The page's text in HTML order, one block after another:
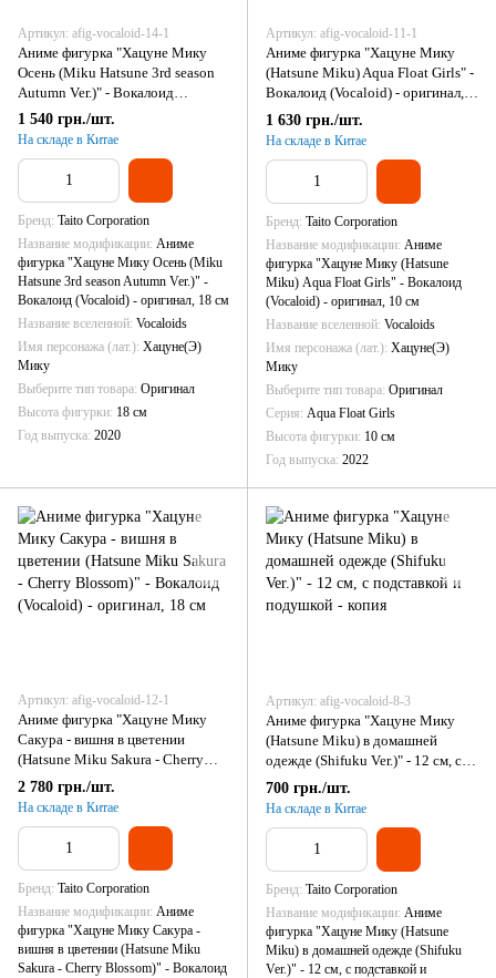
Артикул: afig-vocaloid-14-1
Аниме фигурка "Хацуне Мику
Осень (Miku Hatsune 3rd season
Autumn Ver.)" - Вокалоид
(Vocaloid) - оригинал, 18 см
1 540 грн./шт.
На складе в Китае
Бренд Taito Corporation
Название модификации Аниме
фигурка "Хацуне Мику Осень (Miku
Hatsune 3rd season Autumn Ver.)" -
Вокалоид (Vocaloid) - оригинал, 18 см
Название вселенной Vocaloids
Имя персонажа (лат.) Хацуне(Э)
Мику
Выберите тип товара Оригинал
Высота фигурки 18 см
Год выпуска 2020
Артикул: afig-vocaloid-11-1
Аниме фигурка "Хацуне Мику
(Hatsune Miku) Aqua Float Girls" -
Вокалоид (Vocaloid) - оригинал,
10 см
1 630 грн./шт.
На складе в Китае
Бренд Taito Corporation
Название модификации Аниме
фигурка "Хацуне Мику (Hatsune
Miku) Aqua Float Girls" - Вокалоид
(Vocaloid) - оригинал, 10 см
Название вселенной Vocaloids
Имя персонажа (лат.) Хацуне(Э)
Мику
Выберите тип товара Оригинал
Серия Aqua Float Girls
Высота фигурки 10 см
Год выпуска 2022
Артикул: afig-vocaloid-12-1
Аниме фигурка "Хацуне Мику
Сакура - вишня в цветении
(Hatsune Miku Sakura - Cherry
Blossom)" - Вокалоид (Vocaloid) -
оригинал, 18 см
2 780 грн./шт.
На складе в Китае
Бренд Taito Corporation
Название модификации Аниме
фигурка "Хацуне Мику Сакура -
вишня в цветении (Hatsune Miku
Sakura - Cherry Blossom)" - Вокалоид
Артикул: afig-vocaloid-8-3
Аниме фигурка "Хацуне Мику
(Hatsune Miku) в домашней
одежде (Shifuku Ver.)" - 12 см, с
подставкой и подушкой - копия
700 грн./шт.
На складе в Китае
Бренд Taito Corporation
Название модификации Аниме
фигурка "Хацуне Мику (Hatsune
Miku) в домашней одежде (Shifuku
Ver.)" - 12 см, с подставкой и